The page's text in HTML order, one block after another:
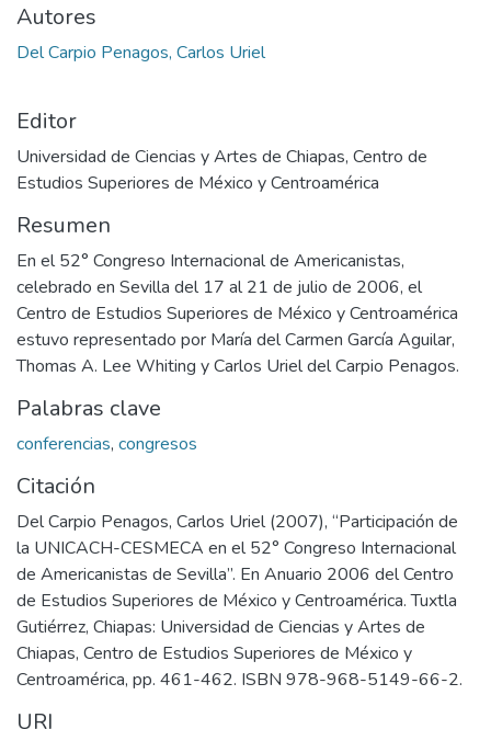
Autores
Del Carpio Penagos, Carlos Uriel
Editor
Universidad de Ciencias y Artes de Chiapas, Centro de
Estudios Superiores de México y Centroamérica
Resumen
En el 52° Congreso Internacional de Americanistas,
celebrado en Sevilla del 17 al 21 de julio de 2006, el
Centro de Estudios Superiores de México y Centroamérica
estuvo representado por María del Carmen García Aguilar,
Thomas A. Lee Whiting y Carlos Uriel del Carpio Penagos.
Palabras clave
conferencias, congresos
Citación
Del Carpio Penagos, Carlos Uriel (2007), “Participación de
la UNICACH-CESMECA en el 52° Congreso Internacional
de Americanistas de Sevilla”. En Anuario 2006 del Centro
de Estudios Superiores de México y Centroamérica. Tuxtla
Gutiérrez, Chiapas: Universidad de Ciencias y Artes de
Chiapas, Centro de Estudios Superiores de México y
Centroamérica, pp. 461-462. ISBN 978-968-5149-66-2.
URI